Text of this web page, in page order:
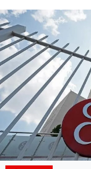
Resmi İlanlar
Sağlık
Siyaset
Spor
Teknoloji